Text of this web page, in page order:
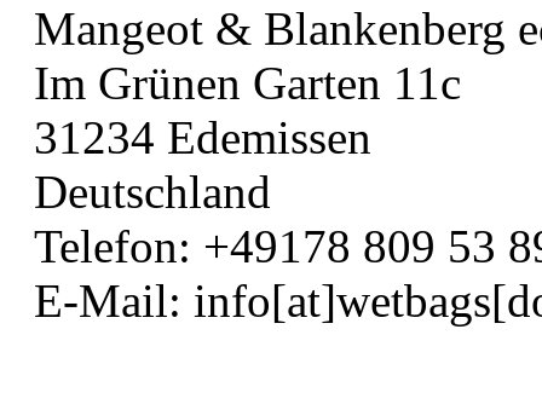
Mangeot & Blankenberg
Im Grünen Garten 11c
31234 Edemissen
Deutschland
Telefon: +49178 809 53
E-Mail: